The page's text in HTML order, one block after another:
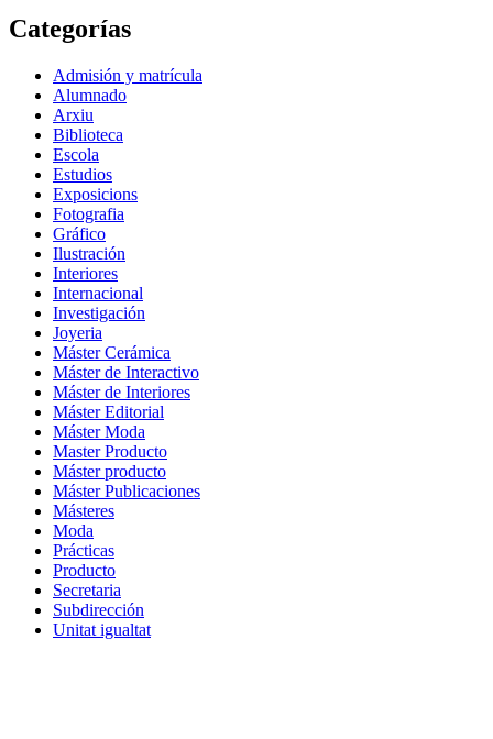
Categorías
Admisión y matrícula
Alumnado
Arxiu
Biblioteca
Escola
Estudios
Exposicions
Fotografia
Gráfico
Ilustración
Interiores
Internacional
Investigación
Joyeria
Máster Cerámica
Máster de Interactivo
Máster de Interiores
Máster Editorial
Máster Moda
Master Producto
Máster producto
Máster Publicaciones
Másteres
Moda
Prácticas
Producto
Secretaria
Subdirección
Unitat igualtat